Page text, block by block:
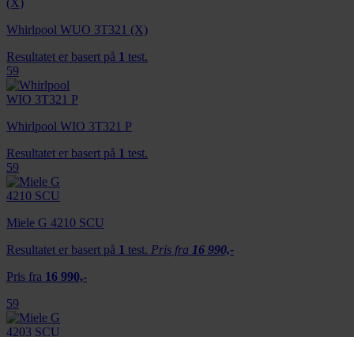
Whirlpool WUO 3T321 (X)
Resultatet er basert på 1 test.
59
Whirlpool WIO 3T321 P
Resultatet er basert på 1 test.
59
Miele G 4210 SCU
Resultatet er basert på 1 test. Pris fra 16 990,-
Pris fra 16 990,-
59